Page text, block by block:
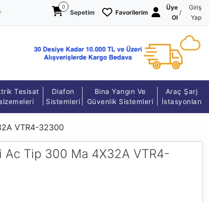
0
Sepetim Favorilerim
Üye
Ol
/
Giriş
Yap
Tesisat
Diafon
Sistemleri
Bina Yangın Ve
Güvenlik Sistemleri
Araç Şarj
İstasyonları
VTR4-32300
Ac Tip 300 Ma 4X32A VTR4-